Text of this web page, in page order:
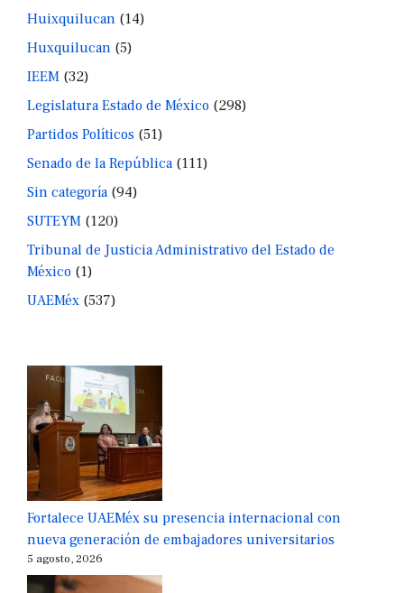
Huixquilucan (14)
Huxquilucan (5)
IEEM (32)
Legislatura Estado de México (298)
Partidos Políticos (51)
Senado de la República(111)
Sin categoría(94)
SUTEYM (120)
Tribunal de Justicia Administrativo del Estado de
México (1)
UAEMéx (537)
Fortalece UAEMéx su presencia internacional con
nueva generación de embajadores universitarios
5 agosto, 2026